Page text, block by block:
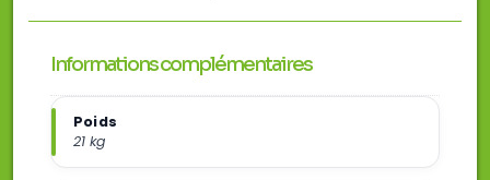
Informations complémentaires
Poids
21 kg